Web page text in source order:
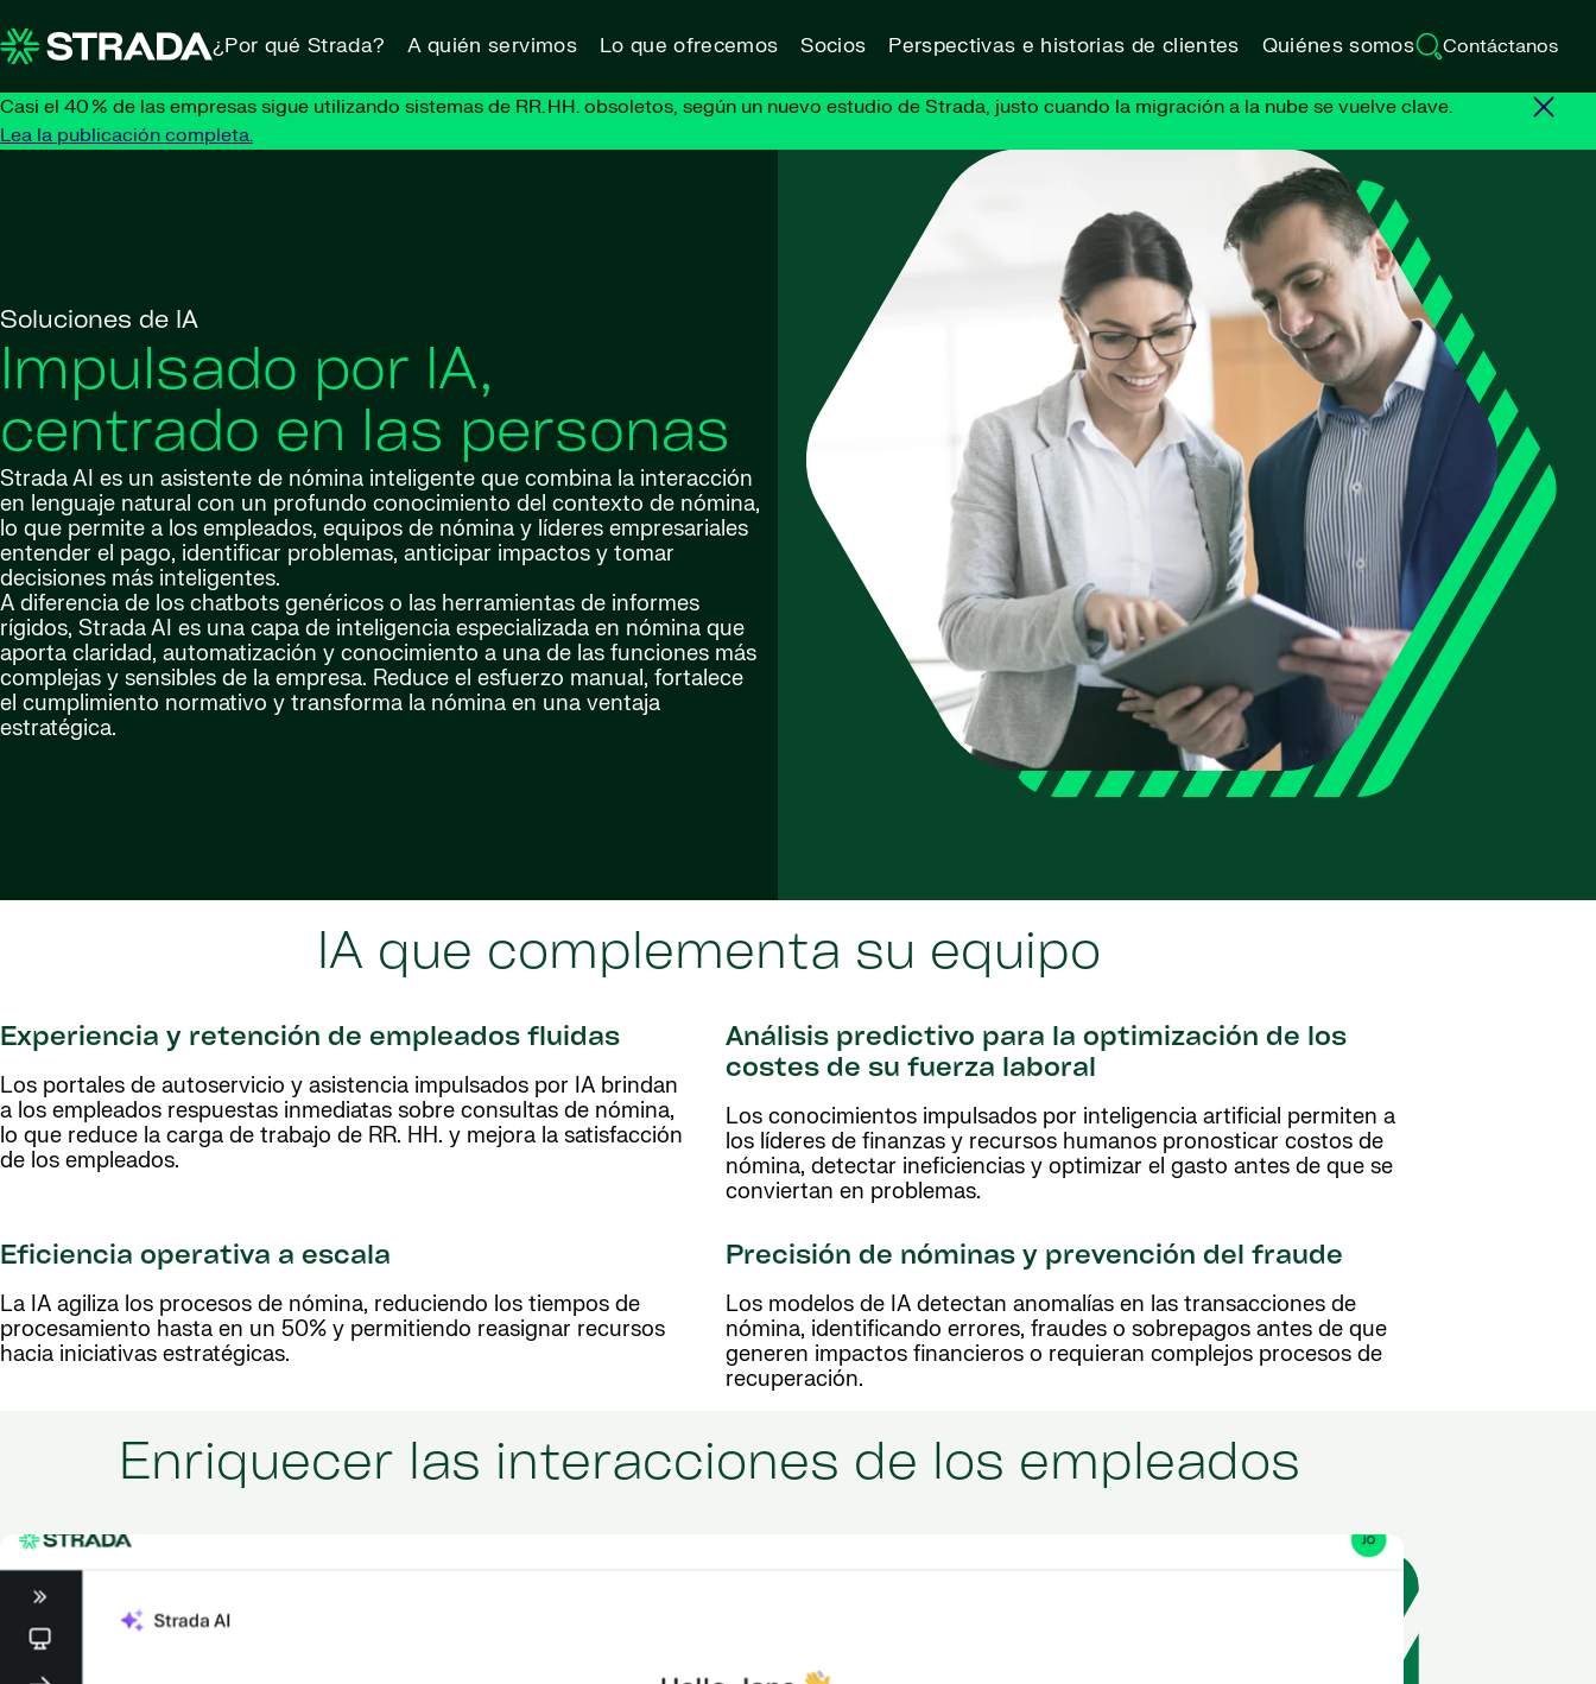
¿Por qué Strada? A quién servimos Lo que ofrecemos Socios Perspectivas e historias de clientes Quiénes somos Contáctanos
Casi el 40 % de las empresas sigue utilizando sistemas de RR. HH. obsoletos, según un nuevo estudio de Strada, justo cuando la migración a la nube se vuelve clave.
Lea la publicación completa.
Soluciones de IA
Impulsado por IA,
centrado en las personas
Strada AI es un asistente de nómina inteligente que combina la interacción
en lenguaje natural con un profundo conocimiento del contexto de nómina,
lo que permite a los empleados, equipos de nómina y líderes empresariales
entender el pago, identificar problemas, anticipar impactos y tomar
decisiones más inteligentes.
A diferencia de los chatbots genéricos o las herramientas de informes
rígidos, Strada AI es una capa de inteligencia especializada en nómina que
aporta claridad, automatización y conocimiento a una de las funciones más
complejas y sensibles de la empresa. Reduce el esfuerzo manual, fortalece
el cumplimiento normativo y transforma la nómina en una ventaja
estratégica.
IA que complementa su equipo
Experiencia y retención de empleados fluidas
Los portales de autoservicio y asistencia impulsados por IA brindan
a los empleados respuestas inmediatas sobre consultas de nómina,
lo que reduce la carga de trabajo de RR. HH. y mejora la satisfacción
de los empleados.
Análisis predictivo para la optimización de los
costes de su fuerza laboral
Los conocimientos impulsados por inteligencia artificial permiten a
los líderes de finanzas y recursos humanos pronosticar costos de
nómina, detectar ineficiencias y optimizar el gasto antes de que se
conviertan en problemas.
Eficiencia operativa a escala
La IA agiliza los procesos de nómina, reduciendo los tiempos de
procesamiento hasta en un 50% y permitiendo reasignar recursos
hacia iniciativas estratégicas.
Precisión de nóminas y prevención del fraude
Los modelos de IA detectan anomalías en las transacciones de
nómina, identificando errores, fraudes o sobrepagos antes de que
generen impactos financieros o requieran complejos procesos de
recuperación.
Enriquecer las interacciones de los empleados